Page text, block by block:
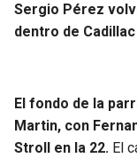
Sergio Pérez
dentro de
El fondo de la
Martin, con
Stroll en la 22. El